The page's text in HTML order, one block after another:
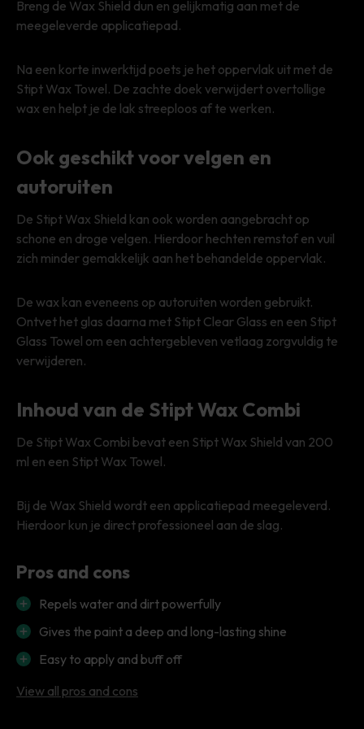
Breng de Wax Shield dun en gelijkmatig aan met de
meegeleverde applicatiepad.
Na een korte inwerktijd poets je het oppervlak uit met de
Stipt Wax Towel. De zachte doek verwijdert overtollige
wax en helpt je de lak streeploos af te werken.
Ook geschikt voor velgen en
autoruiten
De Stipt Wax Shield kan ook worden aangebracht op
schone en droge velgen. Hierdoor hechten remstof en vuil
zich minder gemakkelijk aan het behandelde oppervlak.
De wax kan eveneens op autoruiten worden gebruikt.
Ontvet het glas daarna met Stipt Clear Glass en een Stipt
Glass Towel om een achtergebleven vetlaag zorgvuldig te
verwijderen.
Inhoud van de Stipt Wax Combi
De Stipt Wax Combi bevat een Stipt Wax Shield van 200
ml en een Stipt Wax Towel.
Bij de Wax Shield wordt een applicatiepad meegeleverd.
Hierdoor kun je direct professioneel aan de slag.
Pros and cons
Repels water and dirt powerfully
Gives the paint a deep and long-lasting shine
Easy to apply and buff off
View all pros and cons